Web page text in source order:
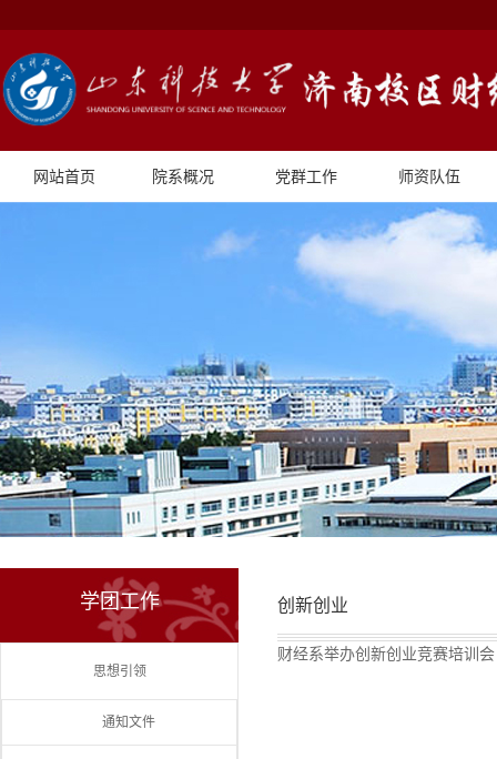
网站首页 院系概况 党群工作 师资队伍
学团工作
思想引领
通知文件
创新创业
财经系举办创新创业竞赛培训会